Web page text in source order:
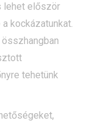
lehet először
kockázatunkat.
tehetünk